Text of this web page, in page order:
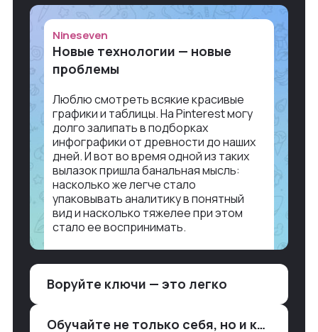
Nineseven
Новые технологии — новые
проблемы
Люблю смотреть всякие красивые
графики и таблицы. На Pinterest могу
долго залипать в подборках
инфографики от древности до наших
дней. И вот во время одной из таких
вылазок пришла банальная мысль:
насколько же легче стало
упаковывать аналитику в понятный
вид и насколько тяжелее при этом
стало ее воспринимать.
аналитикой лет 15 назад, нужно было:
продажи, заявки, прогресс по проекту
Воруйте ключи — это легко
Обучайте не только себя, но и клиентов